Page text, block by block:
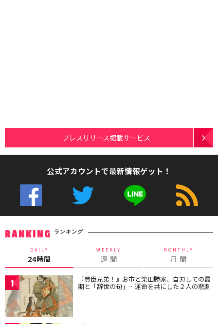
プレスリリース掲載サービス
公式アカウントで最新情報ゲット！
RANKING ランキング
DAILY
24時間
WEEKLY
週 間
MONTHLY
月 間
1 『豊臣兄弟！』お市と柴田勝家、自刃しての最
期と「辞世の句」…運命を共にした２人の悲劇